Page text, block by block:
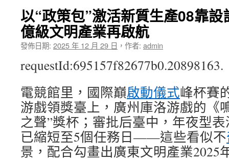
以“政策包”激活新質生產08靠
億級文明產業再啟航
發佈日期: 2025 年 12 月 29 日 ， 作者: admin
requestId:695157f82677b0.20898163.
電競館里，國際巔啟動儀式峰杯賽
游戲領獎臺上，廣州庫洛游戲的《
之聲”獎杯；審批后臺中，年夜型
已縮短至5個任務日——這些看似不
景，配合勾畫出廣東文明產業2025